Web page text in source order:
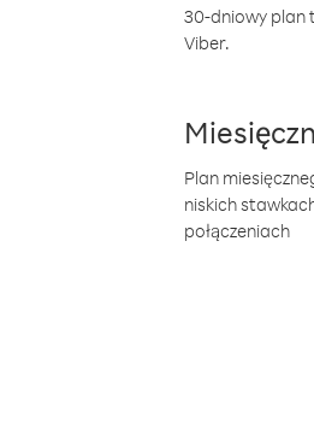
30-dniowy plan
Viber.
Plan
niskich
połączeniach